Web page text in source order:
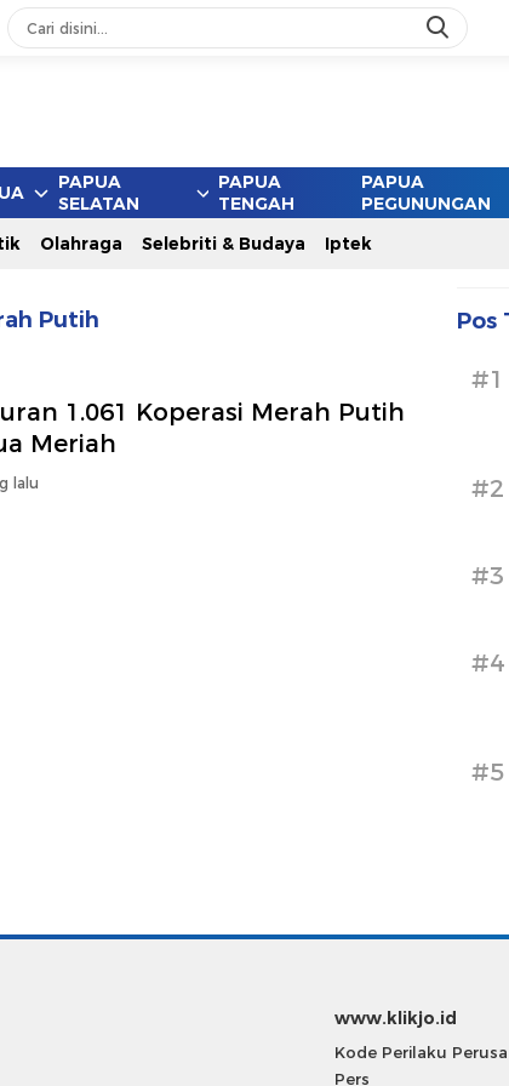
PAPUA
SELATAN
PAPUA
TENGAH
PAPUA
PEGUNUNGAN
Olahraga Selebriti & Budaya Iptek
Putih
1.061 Koperasi Merah Putih
Meriah
lalu
Pos
#1
#2
#3
#4
#5
www.klikjo.id
Kode Perilaku
Pers